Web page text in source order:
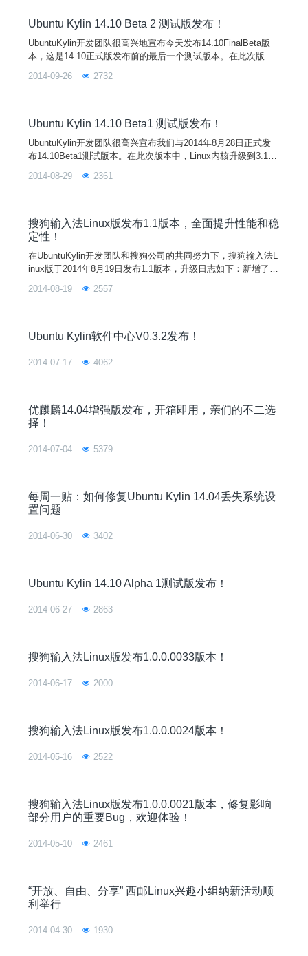
Ubuntu Kylin 14.10 Beta 2 测试版发布！
UbuntuKylin开发团队很高兴地宣布今天发布14.10FinalBeta版
本，这是14.10正式版发布前的最后一个测试版本。在此次版本
2014-09-26 2732
Ubuntu Kylin 14.10 Beta1 测试版发布！
UbuntuKylin开发团队很高兴宣布我们与2014年8月28日正式发
布14.10Beta1测试版本。在此次版本中，Linux内核升级到3.1
2014-08-29 2361
搜狗输入法Linux版发布1.1版本，全面提升性能和稳
定性！
在UbuntuKylin开发团队和搜狗公司的共同努力下，搜狗输入法L
inux版于2014年8月19日发布1.1版本，升级日志如下：新增了输
全面提升了
2014-08-19 2557
Ubuntu Kylin软件中心V0.3.2发布！
2014-07-17 4062
优麒麟14.04增强版发布，开箱即用，亲们的不二选
择！
2014-07-04 5379
每周一贴：如何修复Ubuntu Kylin 14.04丢失系统设
置问题
2014-06-30 3402
Ubuntu Kylin 14.10 Alpha 1测试版发布！
2014-06-27 2863
搜狗输入法Linux版发布1.0.0.0033版本！
2014-06-17 2000
搜狗输入法Linux版发布1.0.0.0024版本！
2014-05-16 2522
搜狗输入法Linux版发布1.0.0.0021版本，修复影响
部分用户的重要Bug，欢迎体验！
2014-05-10 2461
“开放、自由、分享” 西邮Linux兴趣小组纳新活动顺
利举行
2014-04-30 1930